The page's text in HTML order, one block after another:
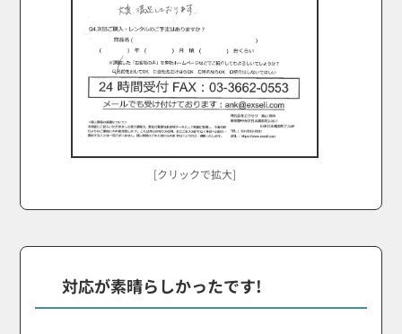
[クリックで拡大]
対応が素晴らしかったです!